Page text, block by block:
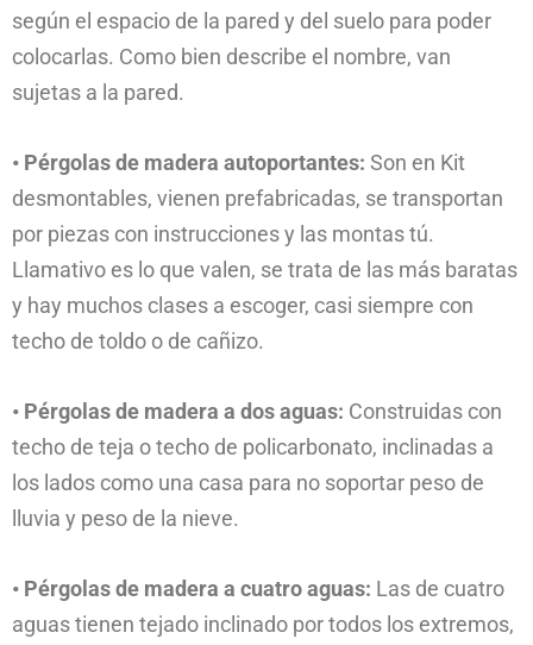
según el espacio de la pared y del suelo para poder
colocarlas. Como bien describe el nombre, van
sujetas a la pared.
• Pérgolas de madera autoportantes: Son en Kit
desmontables, vienen prefabricadas, se transportan
por piezas con instrucciones y las montas tú.
Llamativo es lo que valen, se trata de las más baratas
y hay muchos clases a escoger, casi siempre con
techo de toldo o de cañizo.
• Pérgolas de madera a dos aguas: Construidas con
techo de teja o techo de policarbonato, inclinadas a
los lados como una casa para no soportar peso de
lluvia y peso de la nieve.
• Pérgolas de madera a cuatro aguas: Las de cuatro
aguas tienen tejado inclinado por todos los extremos,